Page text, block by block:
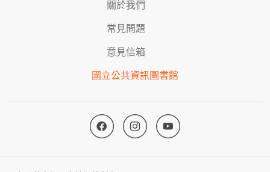
關於我們
常見問題
意見信箱
國立公共資訊圖書館